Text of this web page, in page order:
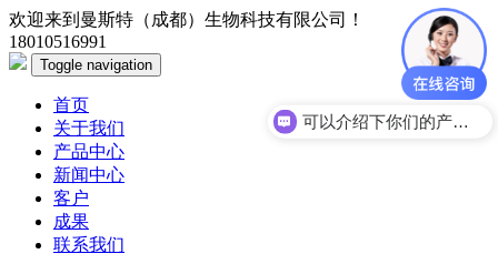
欢迎来到曼斯特（成都）生物科技有限公司！
18010516991
Toggle navigation
首页
关于我们
产品中心
新闻中心
客户
成果
联系我们
可以介绍下你们的产品么？